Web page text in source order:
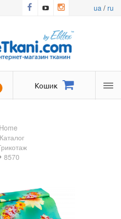
ua/ ru
Кошик
Home
Каталог
трикотаж
8570